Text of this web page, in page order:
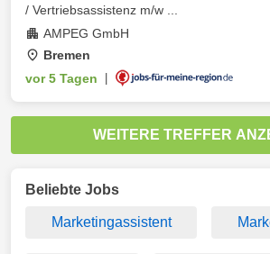
/ Vertriebsassistenz m/w ...
AMPEG GmbH
Bremen
vor 5 Tagen
WEITERE TREFFER
Beliebte Jobs
Marketingassistent